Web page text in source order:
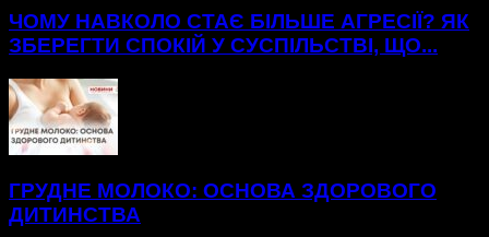
ЧОМУ НАВКОЛО СТАЄ БІЛЬШЕ АГРЕСІЇ? ЯК
ЗБЕРЕГТИ СПОКІЙ У СУСПІЛЬСТВІ, ЩО...
ГРУДНЕ МОЛОКО: ОСНОВА ЗДОРОВОГО
ДИТИНСТВА